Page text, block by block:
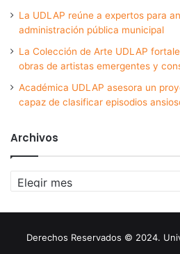
La UDLAP reúne a expertos para
administración pública municipal
La Colección de Arte UDLAP
obras de artistas emergentes y
Académica UDLAP asesora un
capaz de clasificar episodios
Archivos
Archivos
Derechos Reservados © 2024.